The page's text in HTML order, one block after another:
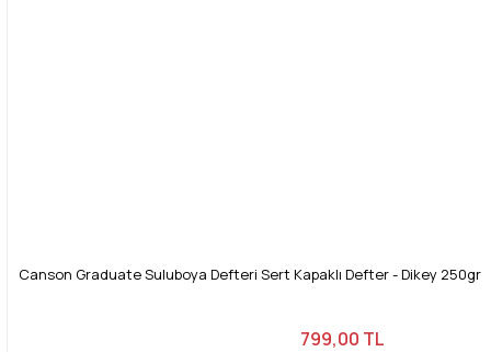
Canson Graduate Suluboya Defteri Sert Kapaklı Defter - Dikey 250gr
799,00 TL